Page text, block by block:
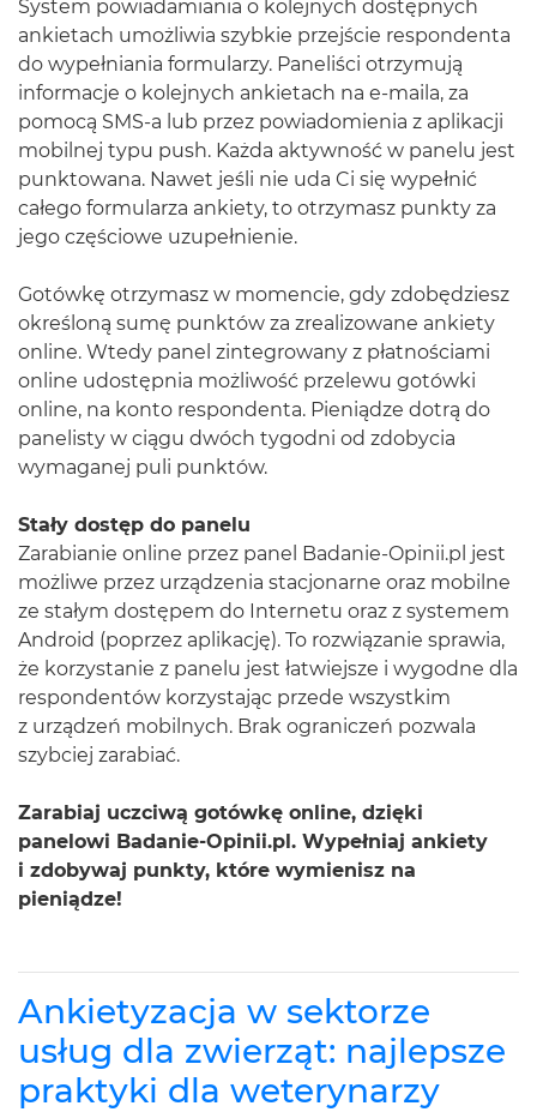
System powiadamiania o kolejnych dostępnych
ankietach umożliwia szybkie przejście respondenta
do wypełniania formularzy. Paneliści otrzymują
informacje o kolejnych ankietach na e-maila, za
pomocą SMS-a lub przez powiadomienia z aplikacji
mobilnej typu push. Każda aktywność w panelu jest
punktowana. Nawet jeśli nie uda Ci się wypełnić
całego formularza ankiety, to otrzymasz punkty za
jego częściowe uzupełnienie.
Gotówkę otrzymasz w momencie, gdy zdobędziesz
określoną sumę punktów za zrealizowane ankiety
online. Wtedy panel zintegrowany z płatnościami
online udostępnia możliwość przelewu gotówki
online, na konto respondenta. Pieniądze dotrą do
panelisty w ciągu dwóch tygodni od zdobycia
wymaganej puli punktów.
Stały dostęp do panelu
Zarabianie online przez panel Badanie-Opinii.pl jest
możliwe przez urządzenia stacjonarne oraz mobilne
ze stałym dostępem do Internetu oraz z systemem
Android (poprzez aplikację). To rozwiązanie sprawia,
że korzystanie z panelu jest łatwiejsze i wygodne dla
respondentów korzystając przede wszystkim
z urządzeń mobilnych. Brak ograniczeń pozwala
szybciej zarabiać.
Zarabiaj uczciwą gotówkę online, dzięki
panelowi Badanie-Opinii.pl. Wypełniaj ankiety
i zdobywaj punkty, które wymienisz na
pieniądze!
Ankietyzacja w sektorze
usług dla zwierząt: najlepsze
praktyki dla weterynarzy